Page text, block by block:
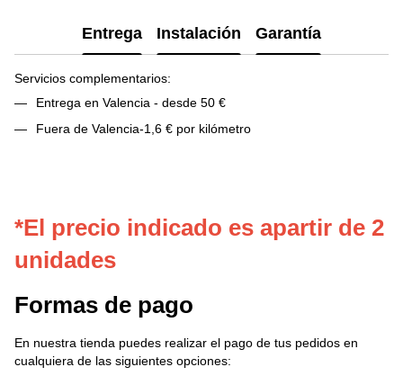
Entrega Instalación Garantía
Servicios complementarios:
Entrega en Valencia - desde 50 €
Fuera de Valencia-1,6 € por kilómetro
*El precio indicado es apartir de 2
unidades
Formas de pago
En nuestra tienda puedes realizar el pago de tus pedidos en
cualquiera de las siguientes opciones: